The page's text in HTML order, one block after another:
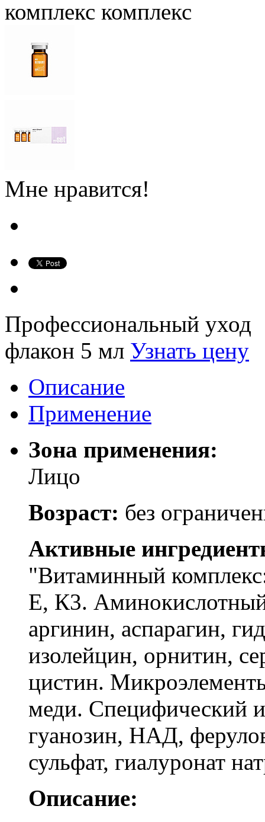
Мне нравится!
Профессиональный уход
флакон 5 мл Узнать цену
Описание
Применение
Зона применения:
Лицо
Возраст: без
Активные
"Витаминный
Е, К3.
аргинин, аспарагин,
изолейцин, орнитин,
цистин.
меди. Специфический
гуанозин, НАД,
сульфат, гиалуронат
Описание: